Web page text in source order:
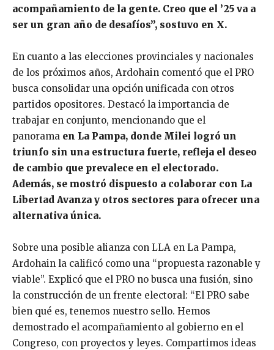
acompañamiento de la gente. Creo que el ’25 va a
ser un gran año de desafíos”, sostuvo en X.
En cuanto a las elecciones provinciales y nacionales
de los próximos años, Ardohain comentó que el PRO
busca consolidar una opción unificada con otros
partidos opositores. Destacó la importancia de
trabajar en conjunto, mencionando que el
panorama en La Pampa, donde Milei logró un
triunfo sin una estructura fuerte, refleja el deseo
de cambio que prevalece en el electorado.
Además, se mostró dispuesto a colaborar con La
Libertad Avanza y otros sectores para ofrecer una
alternativa única.
Sobre una posible alianza con LLA en La Pampa,
Ardohain la calificó como una “propuesta razonable y
viable”. Explicó que el PRO no busca una fusión, sino
la construcción de un frente electoral: “El PRO sabe
bien qué es, tenemos nuestro sello. Hemos
demostrado el acompañamiento al gobierno en el
Congreso, con proyectos y leyes. Compartimos ideas